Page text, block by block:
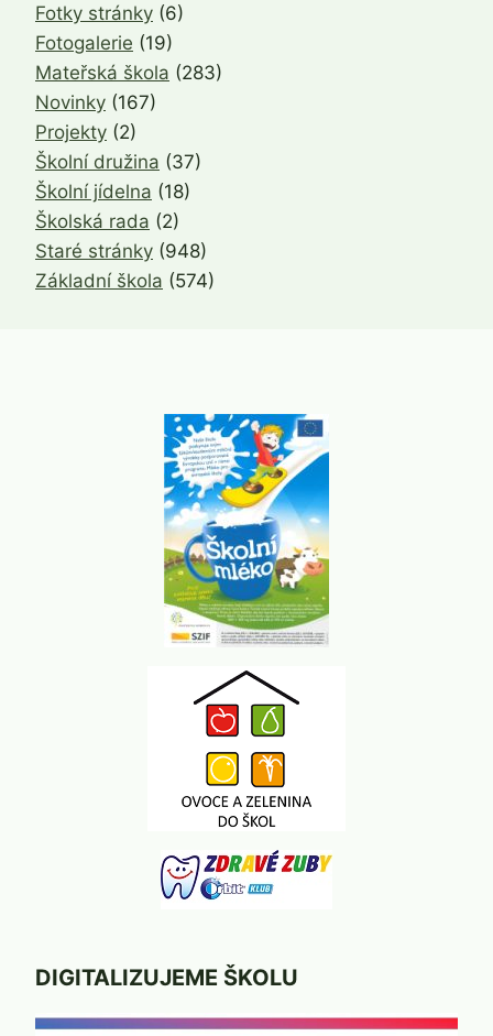
Fotky stránky (6)
Fotogalerie (19)
Mateřská škola (283)
Novinky (167)
Projekty (2)
Školní družina (37)
Školní jídelna (18)
Školská rada (2)
Staré stránky (948)
Základní škola (574)
DIGITALIZUJEME ŠKOLU